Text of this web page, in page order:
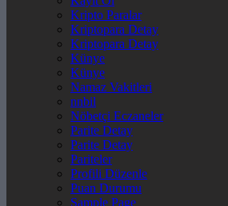
Kripto Paralar
Kriptopara Detay
Kriptopara Detay
Künye
Künye
Namaz Vakitleri
nnbil
Nöbetçi Eczaneler
Parite Detay
Parite Detay
Pariteler
Profili Düzenle
Puan Durumu
Sample Page